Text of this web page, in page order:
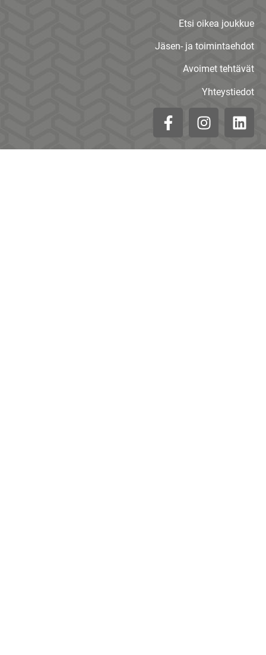
Etsi oikea joukkue
Jäsen- ja toimintaehdot
Avoimet tehtävät
Yhteystiedot